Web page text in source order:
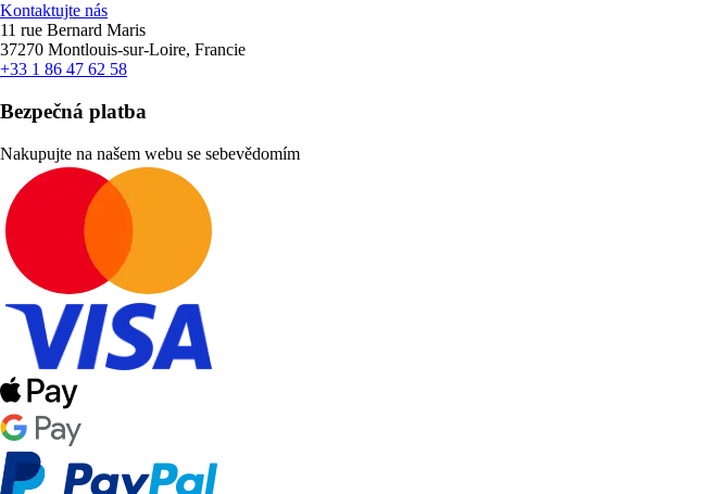
Kontaktujte nás
11 rue Bernard Maris
37270 Montlouis-sur-Loire, Francie
+33 1 86 47 62 58
Bezpečná platba
Nakupujte na našem webu se sebevědomím